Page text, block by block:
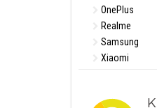
OnePlus
Realme
Samsung
Xiaomi